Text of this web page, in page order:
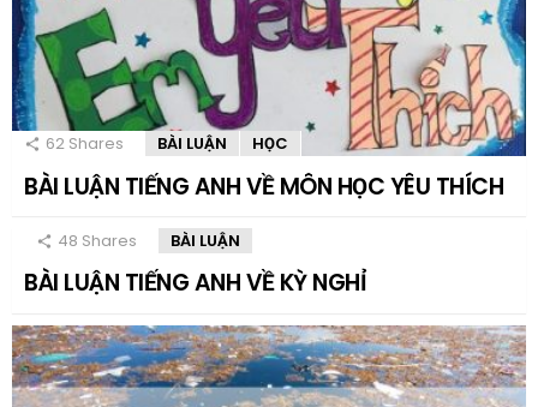
62 Shares BÀI LUẬN HỌC
BÀI LUẬN TIẾNG ANH VỀ MÔN HỌC YÊU THÍCH
48 Shares BÀI LUẬN
BÀI LUẬN TIẾNG ANH VỀ KỲ NGHỈ